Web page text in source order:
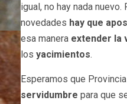
igual, no hay nada nuevo.
novedades hay que
esa manera extender la
los yacimientos.
Esperamos que
servidumbre para que